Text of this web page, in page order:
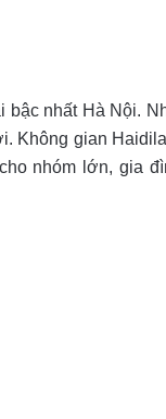
nhất Hà Nội.
Không gian
nhóm lớn, gia